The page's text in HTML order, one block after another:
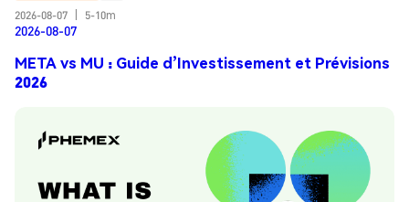
2026-08-07
5-10m
2026-08-07
META vs MU : Guide d’Investissement et Prévisions
2026